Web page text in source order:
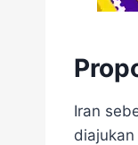
Iran